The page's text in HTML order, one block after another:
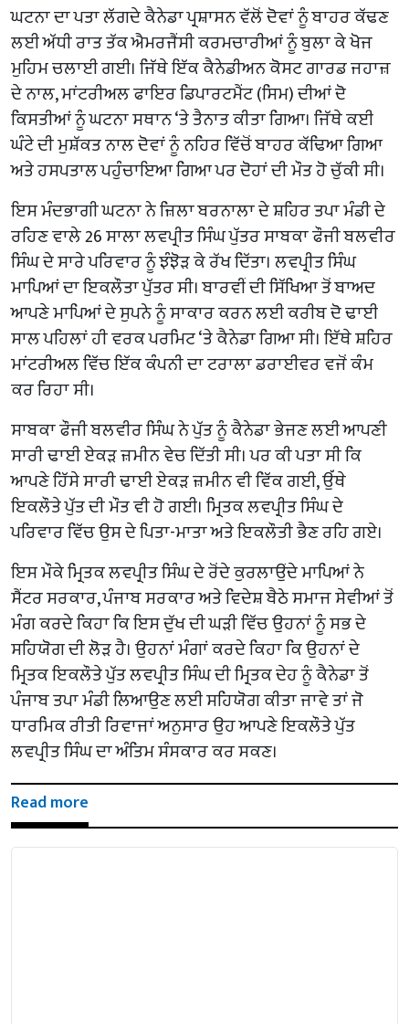
ਘਟਨਾ ਦਾ ਪਤਾ ਲੱਗਦੇ ਕੈਨੇਡਾ ਪ੍ਰਸ਼ਾਸਨ ਵੱਲੋਂ ਦੋਵਾਂ ਨੂੰ ਬਾਹਰ ਕੱਢਣ
ਲਈ ਅੱਧੀ ਰਾਤ ਤੱਕ ਐਮਰਜੈਂਸੀ ਕਰਮਚਾਰੀਆਂ ਨੂੰ ਬੁਲਾ ਕੇ ਖੋਜ
ਮੁਹਿਮ ਚਲਾਈ ਗਈ। ਜਿੱਥੇ ਇੱਕ ਕੈਨੇਡੀਅਨ ਕੋਸਟ ਗਾਰਡ ਜਹਾਜ਼
ਦੇ ਨਾਲ, ਮਾਂਟਰੀਅਲ ਫਾਇਰ ਡਿਪਾਰਟਮੈਂਟ (ਸਿਮ) ਦੀਆਂ ਦੋ
ਕਿਸਤੀਆਂ ਨੂੰ ਘਟਨਾ ਸਥਾਨ ‘ਤੇ ਤੈਨਾਤ ਕੀਤਾ ਗਿਆ। ਜਿੱਥੇ ਕਈ
ਘੰਟੇ ਦੀ ਮੁਸ਼ੱਕਤ ਨਾਲ ਦੋਵਾਂ ਨੂੰ ਨਹਿਰ ਵਿੱਚੋਂ ਬਾਹਰ ਕੱਢਿਆ ਗਿਆ
ਅਤੇ ਹਸਪਤਾਲ ਪਹੁੰਚਾਇਆ ਗਿਆ ਪਰ ਦੋਹਾਂ ਦੀ ਮੌਤ ਹੋ ਚੁੱਕੀ ਸੀ।
ਇਸ ਮੰਦਭਾਗੀ ਘਟਨਾ ਨੇ ਜ਼ਿਲਾ ਬਰਨਾਲਾ ਦੇ ਸ਼ਹਿਰ ਤਪਾ ਮੰਡੀ ਦੇ
ਰਹਿਣ ਵਾਲੇ 26 ਸਾਲਾ ਲਵਪ੍ਰੀਤ ਸਿੰਘ ਪੁੱਤਰ ਸਾਬਕਾ ਫੌਜੀ ਬਲਵੀਰ
ਸਿੰਘ ਦੇ ਸਾਰੇ ਪਰਿਵਾਰ ਨੂੰ ਝੰਝੋੜ ਕੇ ਰੱਖ ਦਿੱਤਾ। ਲਵਪ੍ਰੀਤ ਸਿੰਘ
ਮਾਪਿਆਂ ਦਾ ਇਕਲੌਤਾ ਪੁੱਤਰ ਸੀ। ਬਾਰਵੀਂ ਦੀ ਸਿੱਖਿਆ ਤੋਂ ਬਾਅਦ
ਆਪਣੇ ਮਾਪਿਆਂ ਦੇ ਸੁਪਨੇ ਨੂੰ ਸਾਕਾਰ ਕਰਨ ਲਈ ਕਰੀਬ ਦੋ ਢਾਈ
ਸਾਲ ਪਹਿਲਾਂ ਹੀ ਵਰਕ ਪਰਮਿਟ ‘ਤੇ ਕੈਨੇਡਾ ਗਿਆ ਸੀ। ਇੱਥੇ ਸ਼ਹਿਰ
ਮਾਂਟਰੀਅਲ ਵਿੱਚ ਇੱਕ ਕੰਪਨੀ ਦਾ ਟਰਾਲਾ ਡਰਾਈਵਰ ਵਜੋਂ ਕੰਮ
ਕਰ ਰਿਹਾ ਸੀ।
ਸਾਬਕਾ ਫੌਜੀ ਬਲਵੀਰ ਸਿੰਘ ਨੇ ਪੁੱਤ ਨੂੰ ਕੈਨੇਡਾ ਭੇਜਣ ਲਈ ਆਪਣੀ
ਸਾਰੀ ਢਾਈ ਏਕੜ ਜ਼ਮੀਨ ਵੇਚ ਦਿੱਤੀ ਸੀ। ਪਰ ਕੀ ਪਤਾ ਸੀ ਕਿ
ਆਪਣੇ ਹਿੱਸੇ ਸਾਰੀ ਢਾਈ ਏਕੜ ਜ਼ਮੀਨ ਵੀ ਵਿੱਕ ਗਈ, ਉੱਥੇ
ਇਕਲੌਤੇ ਪੁੱਤ ਦੀ ਮੌਤ ਵੀ ਹੋ ਗਈ। ਮ੍ਰਿਤਕ ਲਵਪ੍ਰੀਤ ਸਿੰਘ ਦੇ
ਪਰਿਵਾਰ ਵਿੱਚ ਉਸ ਦੇ ਪਿਤਾ-ਮਾਤਾ ਅਤੇ ਇਕਲੌਤੀ ਭੈਣ ਰਹਿ ਗਏ।
ਇਸ ਮੌਕੇ ਮ੍ਰਿਤਕ ਲਵਪ੍ਰੀਤ ਸਿੰਘ ਦੇ ਰੋਂਦੇ ਕੁਰਲਾਉਂਦੇ ਮਾਪਿਆਂ ਨੇ
ਸੈਂਟਰ ਸਰਕਾਰ, ਪੰਜਾਬ ਸਰਕਾਰ ਅਤੇ ਵਿਦੇਸ਼ ਬੈਠੇ ਸਮਾਜ ਸੇਵੀਆਂ ਤੋਂ
ਮੰਗ ਕਰਦੇ ਕਿਹਾ ਕਿ ਇਸ ਦੁੱਖ ਦੀ ਘੜੀ ਵਿੱਚ ਉਹਨਾਂ ਨੂੰ ਸਭ ਦੇ
ਸਹਿਯੋਗ ਦੀ ਲੋੜ ਹੈ। ਉਹਨਾਂ ਮੰਗਾਂ ਕਰਦੇ ਕਿਹਾ ਕਿ ਉਹਨਾਂ ਦੇ
ਮ੍ਰਿਤਕ ਇਕਲੌਤੇ ਪੁੱਤ ਲਵਪ੍ਰੀਤ ਸਿੰਘ ਦੀ ਮ੍ਰਿਤਕ ਦੇਹ ਨੂੰ ਕੈਨੇਡਾ ਤੋਂ
ਪੰਜਾਬ ਤਪਾ ਮੰਡੀ ਲਿਆਉਣ ਲਈ ਸਹਿਯੋਗ ਕੀਤਾ ਜਾਵੇ ਤਾਂ ਜੋ
ਧਾਰਮਿਕ ਰੀਤੀ ਰਿਵਾਜਾਂ ਅਨੁਸਾਰ ਉਹ ਆਪਣੇ ਇਕਲੌਤੇ ਪੁੱਤ
ਲਵਪ੍ਰੀਤ ਸਿੰਘ ਦਾ ਅੰਤਿਮ ਸੰਸਕਾਰ ਕਰ ਸਕਣ।
Read more